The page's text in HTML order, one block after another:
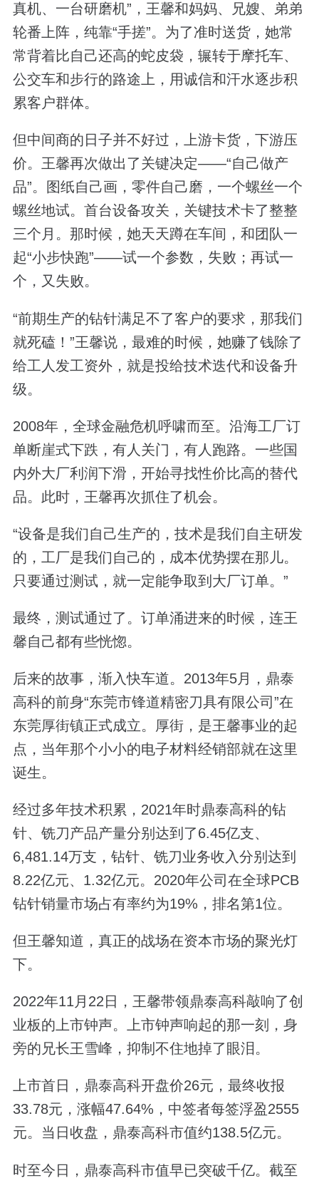
真机、一台研磨机”，王馨和妈妈、兄嫂、弟弟
轮番上阵，纯靠“手搓”。为了准时送货，她常
常背着比自己还高的蛇皮袋，辗转于摩托车、
公交车和步行的路途上，用诚信和汗水逐步积
累客户群体。
但中间商的日子并不好过，上游卡货，下游压
价。王馨再次做出了关键决定——“自己做产
品”。图纸自己画，零件自己磨，一个螺丝一个
螺丝地试。首台设备攻关，关键技术卡了整整
三个月。那时候，她天天蹲在车间，和团队一
起“小步快跑”——试一个参数，失败；再试一
个，又失败。
“前期生产的钻针满足不了客户的要求，那我们
就死磕！”王馨说，最难的时候，她赚了钱除了
给工人发工资外，就是投给技术迭代和设备升
级。
2008年，全球金融危机呼啸而至。沿海工厂订
单断崖式下跌，有人关门，有人跑路。一些国
内外大厂利润下滑，开始寻找性价比高的替代
品。此时，王馨再次抓住了机会。
“设备是我们自己生产的，技术是我们自主研发
的，工厂是我们自己的，成本优势摆在那儿。
只要通过测试，就一定能争取到大厂订单。”
最终，测试通过了。订单涌进来的时候，连王
馨自己都有些恍惚。
后来的故事，渐入快车道。2013年5月，鼎泰
高科的前身“东莞市锋道精密刀具有限公司”在
东莞厚街镇正式成立。厚街，是王馨事业的起
点，当年那个小小的电子材料经销部就在这里
诞生。
经过多年技术积累，2021年时鼎泰高科的钻
针、铣刀产品产量分别达到了6.45亿支、
6,481.14万支，钻针、铣刀业务收入分别达到
8.22亿元、1.32亿元。2020年公司在全球PCB
钻针销量市场占有率约为19%，排名第1位。
但王馨知道，真正的战场在资本市场的聚光灯
下。
2022年11月22日，王馨带领鼎泰高科敲响了创
业板的上市钟声。上市钟声响起的那一刻，身
旁的兄长王雪峰，抑制不住地掉了眼泪。
上市首日，鼎泰高科开盘价26元，最终收报
33.78元，涨幅47.64%，中签者每签浮盈2555
元。当日收盘，鼎泰高科市值约138.5亿元。
时至今日，鼎泰高科市值早已突破千亿。截至